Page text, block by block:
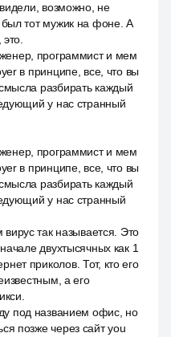
возможно, не
тот мужик на фоне. А
программист и мем
в принципе, все, что вы
разбирать каждый
у нас странный
программист и мем
в принципе, все, что вы
разбирать каждый
у нас странный
так называется. Это
двухтысячных как 1
приколов. Тот, кто его
а его
под названием офис, но
позже через сайт you